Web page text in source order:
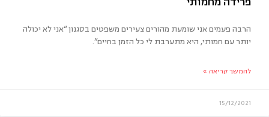
הרבה פעמים אני שומעת מהורים צעירים משפטים בסגנון “אני לא יכולה
יותר עם חמותי, היא מתערבת לי כל הזמן בחיים”.
להמשך קריאה »
15/12/2021